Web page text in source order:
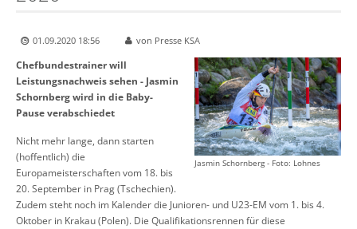
01.09.2020 18:56 von Presse KSA
Jasmin Schornberg - Foto: Lohnes
Chefbundestrainer will
Leistungsnachweis sehen - Jasmin
Schornberg wird in die Baby-
Pause verabschiedet
Nicht mehr lange, dann starten
(hoffentlich) die
Europameisterschaften vom 18. bis
20. September in Prag (Tschechien).
Zudem steht noch im Kalender die Junioren- und U23-EM vom 1. bis 4.
Oktober in Krakau (Polen). Die Qualifikationsrennen für diese